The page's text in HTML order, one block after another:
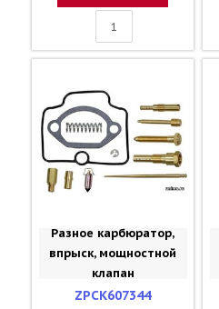
Разное карбюратор,
впрыск, мощностной
клапан
ZPCK607344